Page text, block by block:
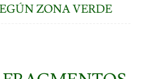
ZONA VERDE